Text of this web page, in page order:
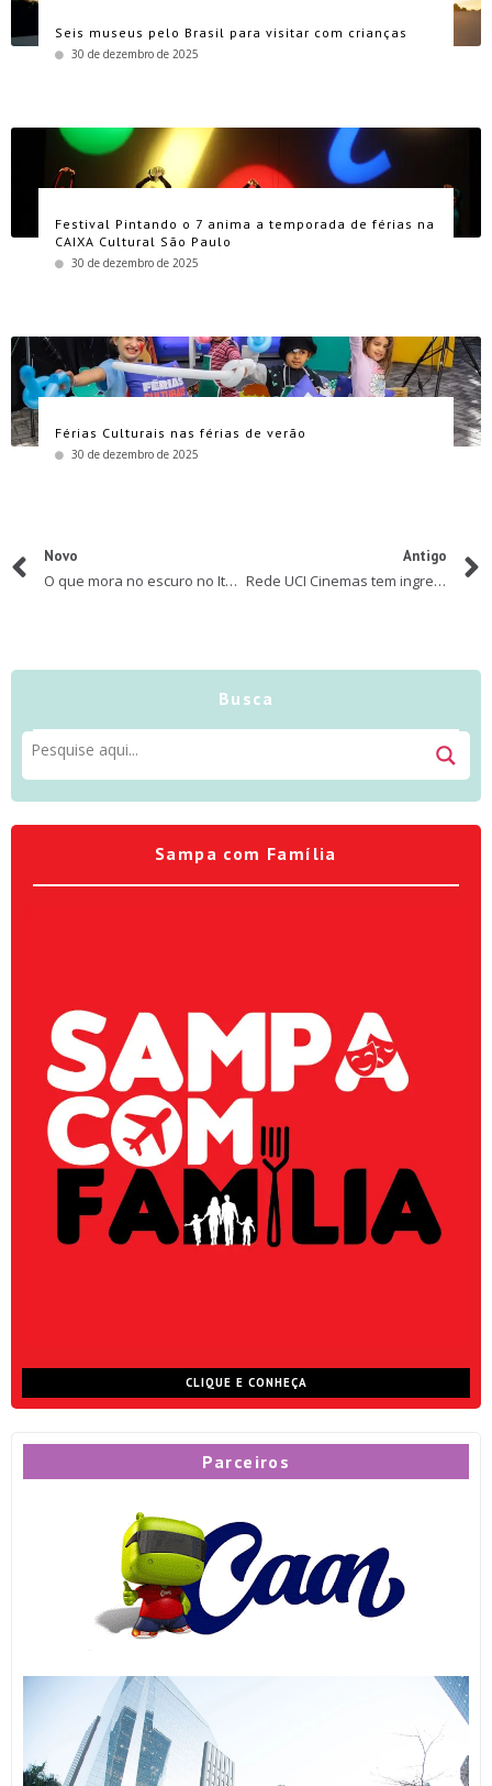
Seis museus pelo Brasil para visitar com crianças
30 de dezembro de 2025
Festival Pintando o 7 anima a temporada de férias na
CAIXA Cultural São Paulo
30 de dezembro de 2025
Férias Culturais nas férias de verão
30 de dezembro de 2025
Novo
O que mora no escuro no Itaú Cultural
Antigo
Rede UCI Cinemas tem ingressos com descontos às segundas-feiras
Busca
Sampa com Família
CLIQUE E CONHEÇA
Parceiros